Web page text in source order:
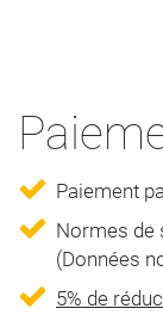
Paiement
Normes de
(Données
5% de